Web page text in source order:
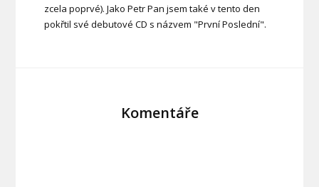
zcela poprvé). Jako Petr Pan jsem také v tento den
pokřtil své debutové CD s názvem "První Poslední".
Komentáře